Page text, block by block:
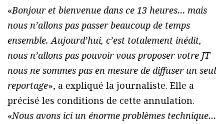
«Bonjour et bienvenue dans ce 13 heures… mais
nous n’allons pas passer beaucoup de temps
ensemble. Aujourd’hui, c’est totalement inédit,
nous n’allons pas pouvoir vous proposer votre JT
nous ne sommes pas en mesure de diffuser un seul
reportage», a expliqué la journaliste. Elle a
précisé les conditions de cette annulation.
«Nous avons ici un énorme problèmes technique…